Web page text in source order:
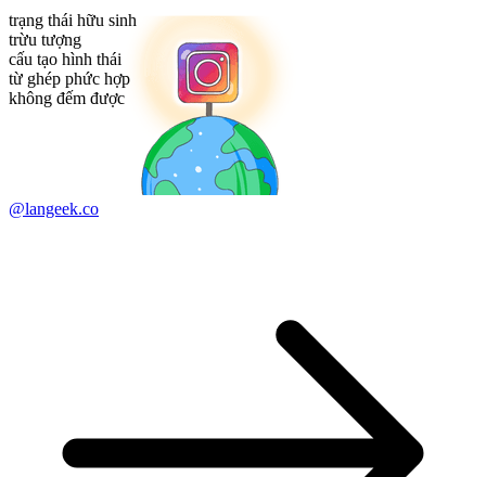
trạng thái hữu sinh
trừu tượng
cấu tạo hình thái
từ ghép phức hợp
không đếm được
@langeek.co